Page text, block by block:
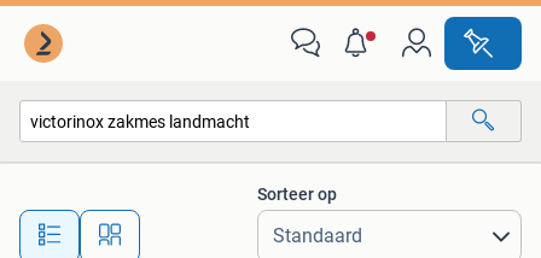
Alle afstanden…
Sorteer op